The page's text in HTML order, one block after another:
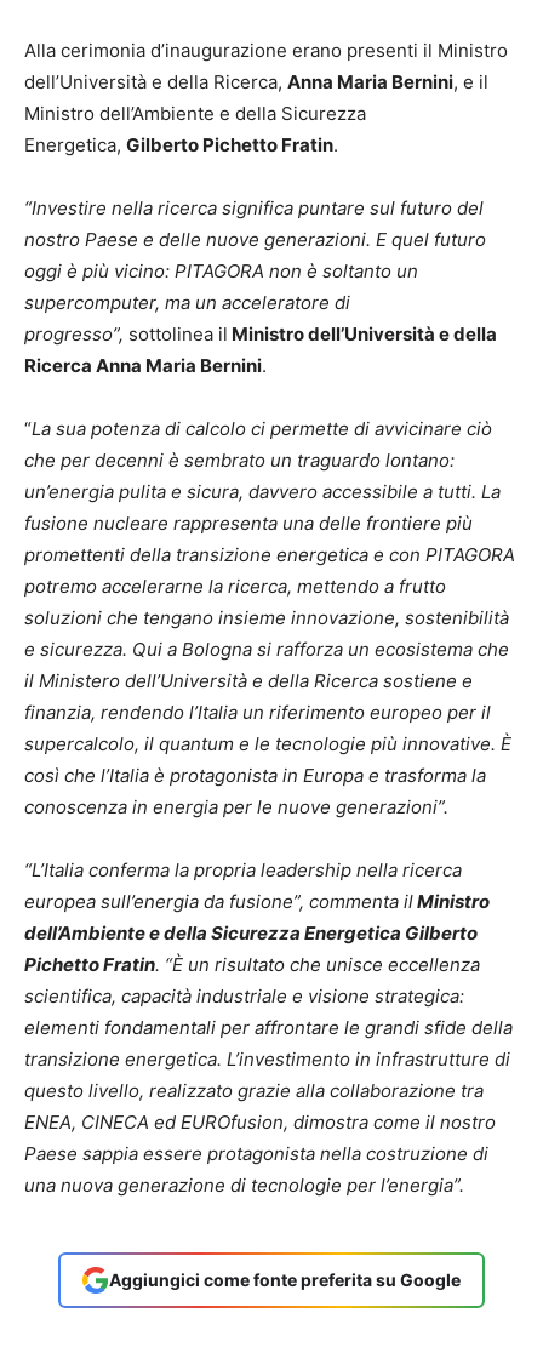
Alla cerimonia d’inaugurazione erano presenti il Ministro
dell’Università e della Ricerca, Anna Maria Bernini, e il
Ministro dell’Ambiente e della Sicurezza
Energetica, Gilberto Pichetto Fratin.
“Investire nella ricerca significa puntare sul futuro del
nostro Paese e delle nuove generazioni. E quel futuro
oggi è più vicino: PITAGORA non è soltanto un
supercomputer, ma un acceleratore di
progresso”, sottolinea il Ministro dell’Università e della
Ricerca Anna Maria Bernini.
“La sua potenza di calcolo ci permette di avvicinare ciò
che per decenni è sembrato un traguardo lontano:
un’energia pulita e sicura, davvero accessibile a tutti. La
fusione nucleare rappresenta una delle frontiere più
promettenti della transizione energetica e con PITAGORA
potremo accelerarne la ricerca, mettendo a frutto
soluzioni che tengano insieme innovazione, sostenibilità
e sicurezza. Qui a Bologna si rafforza un ecosistema che
il Ministero dell’Università e della Ricerca sostiene e
finanzia, rendendo l’Italia un riferimento europeo per il
supercalcolo, il quantum e le tecnologie più innovative. È
così che l’Italia è protagonista in Europa e trasforma la
conoscenza in energia per le nuove generazioni”.
“L’Italia conferma la propria leadership nella ricerca
europea sull’energia da fusione”, commenta ilMinistro
dell’Ambiente e della Sicurezza Energetica Gilberto
Pichetto Fratin. “È un risultato che unisce eccellenza
scientifica, capacità industriale e visione strategica:
elementi fondamentali per affrontare le grandi sfide della
transizione energetica. L’investimento in infrastrutture di
questo livello, realizzato grazie alla collaborazione tra
ENEA, CINECA ed EUROfusion, dimostra come il nostro
Paese sappia essere protagonista nella costruzione di
una nuova generazione di tecnologie per l’energia”.
Aggiungici come fonte preferita su Google